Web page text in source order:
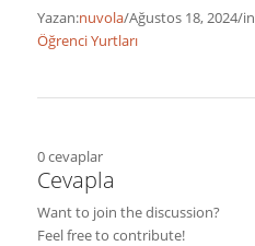
Yazan:nuvola/Ağustos 18, 2024/in
Öğrenci Yurtları
0cevaplar
Cevapla
Want to join the discussion?
Feel free to contribute!